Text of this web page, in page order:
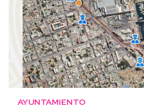
AYUNTAMIENTO